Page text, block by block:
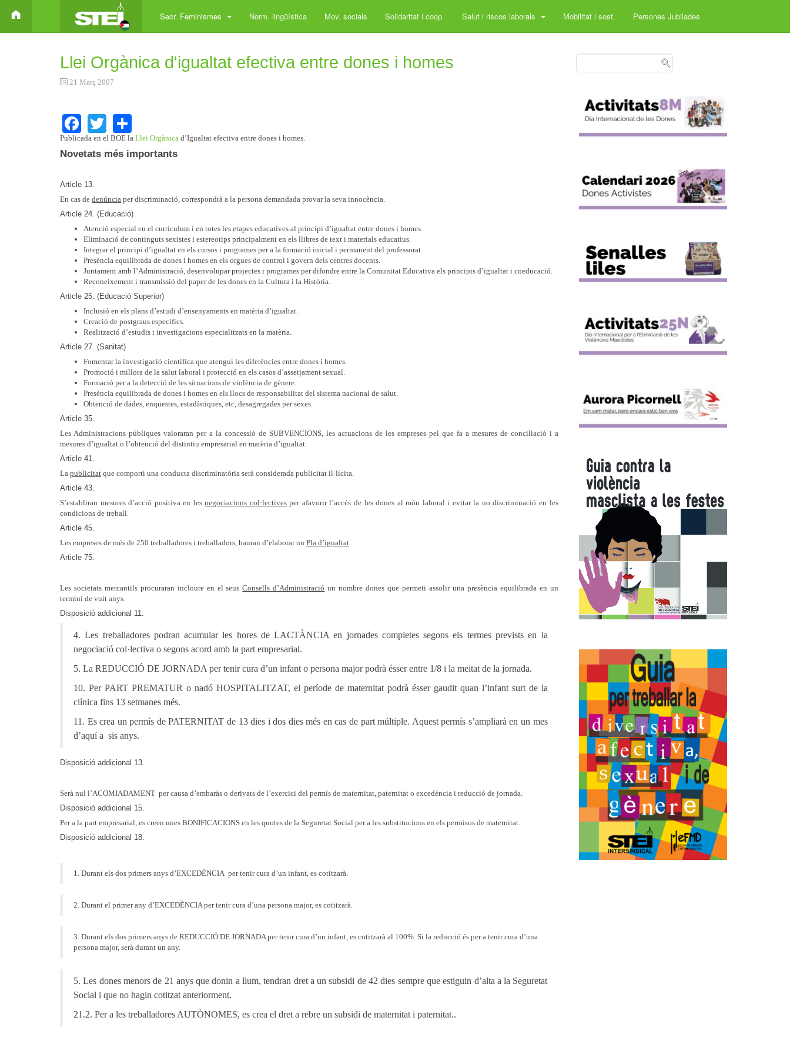
Secr. Feminismes Norm. lingüística Mov. socials Solidaritat i coop. Salut i riscos laborals Mobilitat i sost. Persones Jubilades
Llei Orgànica d'igualtat efectiva entre dones i homes
21 Març 2007
Facebook
Twitter
Publicada en el BOE la Llei Orgànica d’Igualtat efectiva entre dones i homes.
Novetats més importants
Article 13.
En cas de denúncia per discriminació, correspondrà a la persona demandada provar la seva innocència.
Article 24. (Educació)
Atenció especial en el currículum i en totes les etapes educatives al principi d’igualtat entre dones i homes.
Eliminació de continguts sexistes i estereotips principalment en els llibres de text i materials educatius.
Integrar el principi d’igualtat en els cursos i programes per a la formació inicial i permanent del professorat.
Presència equilibrada de dones i homes en els orgues de control i govern dels centres docents.
Juntament amb l’Administració, desenvolupar projectes i programes per difondre entre la Comunitat Educativa els principis d’igualtat i coeducació.
Reconeixement i transmissió del paper de les dones en la Cultura i la Història.
Article 25. (Educació Superior)
Inclusió en els plans d’estudi d’ensenyaments en matèria d’igualtat.
Creació de postgraus específics.
Realització d’estudis i investigacions especialitzats en la matèria.
Article 27. (Sanitat)
Fomentar la investigació científica que atengui les diferències entre dones i homes.
Promoció i millora de la salut laboral i protecció en els casos d’assetjament sexual.
Formació per a la detecció de les situacions de violència de gènere.
Presència equilibrada de dones i homes en els llocs de responsabilitat del sistema nacional de salut.
Obtenció de dades, enquestes, estadístiques, etc, desagregades per sexes.
Article 35.
Les Administracions públiques valoraran per a la concessió de SUBVENCIONS, les actuacions de les empreses pel que fa a mesures de conciliació i a
mesures d’igualtat o l’obtenció del distintiu empresarial en matèria d’igualtat.
Article 41.
La publicitat que comporti una conducta discriminatòria serà considerada publicitat il·lícita.
Article 43.
S’establiran mesures d’acció positiva en lesnegociacions col·lectivesper afavorir l’accés de les dones al món laboral i evitar la no discriminació en les
condicions de treball.
Article 45.
Les empreses de més de 250 treballadores i treballadors, hauran d’elaborar un Pla d’igualtat
Article 75.
Les societats mercantils procuraran incloure en el seusConsells d’Administració un nombre dones que permeti assolir una presència equilibrada en un
termini de vuit anys.
Disposició addicional 11.
4. Les treballadores podran acumular les hores de LACTÀNCIA en jornades completes segons els termes prevists en la
negociació col·lectiva o segons acord amb la part empresarial.
5. La REDUCCIÓ DE JORNADA per tenir cura d’un infant o persona major podrà ésser entre 1/8 i la meitat de la jornada.
10. Per PART PREMATUR o nadó HOSPITALITZAT, el període de maternitat podrà ésser gaudit quan l’infant surt de la
clínica fins 13 setmanes més.
11. Es crea un permís de PATERNITAT de 13 dies i dos dies més en cas de part múltiple. Aquest permís s’ampliarà en un mes
d’aquí a sis anys.
Disposició addicional 13.
Serà nul l’ACOMIADAMENT per causa d’embaràs o derivats de l’exercici del permís de maternitat, paternitat o excedència i reducció de jornada.
Disposició addicional 15.
Per a la part empresarial, es creen unes BONIFICACIONS en les quotes de la Seguretat Social per a les substitucions en els permisos de maternitat.
Disposició addicional 18.
1. Durant els dos primers anys d’EXCEDÈNCIA per tenir cura d’un infant, es cotitzarà.
2. Durant el primer any d’EXCEDÈNCIA per tenir cura d’una persona major, es cotitzarà.
3. Durant els dos primers anys de REDUCCIÓ DE JORNADA per tenir cura d’un infant, es cotitzarà al 100%. Si la reducció és per a tenir cura d’una
persona major, serà durant un any.
5. Les dones menors de 21 anys que donin a llum, tendran dret a un subsidi de 42 dies sempre que estiguin d’alta a la Seguretat
Social i que no hagin cotitzat anteriorment.
21.2. Per a les treballadores AUTÒNOMES, es crea el dret a rebre un subsidi de maternitat i paternitat..